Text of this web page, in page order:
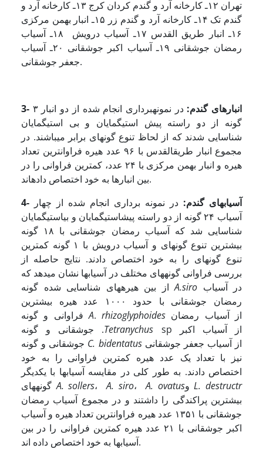
تهران ١٢ـ کارخانه آرد و گندم کردان کرج ١٣ـ کارخانه آرد و
گندم تک ١۴ـ کارخانه آرد و گندم زر ١۵ـ انبار بهمن مرکزی
١۶ـ انبار طریق القدس ١٧ـ آسیاب درویش ١٨ـ آسیاب
رمضان جوشقانی ١٩ـ آسیاب اکبر جوشقانی ٢٠ـ آسیاب
جعفر جوشقانی.
3- انبارهای گندم:
در نمونه­برداری انجام شده از دو انبار ٣
گونه از دو راسته پیش استیگمایان و بی استیگمایان
شناسایی شدند که از لحاظ تنوع گونه­ای برابر می­باشند. در
مجموع انبار طریق­القدس با ٩۶ عدد هیره فراوان­ترین تعداد
هیره و انبار بهمن مرکزی با ٢۴ عدد، کمترین فراوانی را در
بین انبارها به خود اختصاص داده­اند.
4- آسیابهای گندم: در نمونه برداری انجام شده از چهار
آسیاب ٢۴ گونه از دو راسته پیش­استیگمایان و بی­استیگمایان
شناسایی شد که آسیاب رمضان جوشقانی با ۱٨ گونه
بیشترین تنوع گونه­ای و آسیاب درویش با ١ گونه کمترین
تنوع گونه­ای را به خود اختصاص دادند. نتایج حاصله از
بررسی فراوانی گونه­های مختلف در آسیابها نشان می­دهد که
از بین هیره­های شناسایی شده گونهA.siro
رمضان جوشقانی با حدود ١٠٠٠ عدد هیره بیشترین
فراوانی و گونهA. rhizoglyphoides
جوشقانی و گونه .Tetranychus sp از آسیاب اکبر
C. bidentatusاز آسیاب جعفر جوشقانی
نیز با تعداد یک عدد هیره کمترین فراوانی را به خود
اختصاص دادند. به طور کلی در مقایسه آسیابها با یکدیگر
گونه­هایA. sollers،A. siro،A. ovatus وL. destructr
بیشترین پراکندگی را داشتند و در مجموع آسیاب رمضان
جوشقانی با ١۳۵۱ عدد هیره فراوان­ترین تعداد هیره و آسیاب
اکبر جوشقانی با ٢١ عدد هیره کمترین فراوانی را در بین
آسیابها به خود اختصاص داده اند.